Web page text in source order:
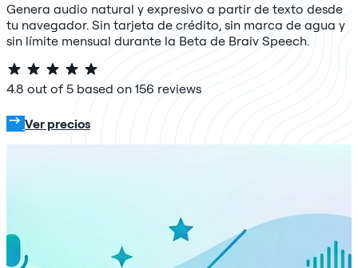
Genera audio natural y expresivo a partir de texto desde
tu navegador. Sin tarjeta de crédito, sin marca de agua y
sin límite mensual durante la Beta de Braiv Speech.
4.8 out of 5 based on 156 reviews
Ver precios